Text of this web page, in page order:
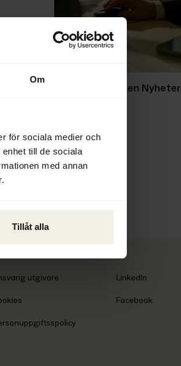
Om
för sociala medier och
till de sociala
med annan
Tillåt alla
Ackordscentralen
2026
utgivare LinkedIn
Facebook